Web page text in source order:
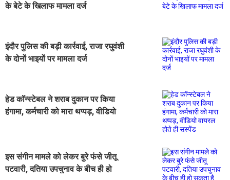
के बेटे के खिलाफ मामला दर्ज
इंदौर पुलिस की बड़ी कार्रवाई, राजा रघुवंशी
के दोनों भाइयों पर मामला दर्ज
हेड कॉन्स्टेबल ने शराब दुकान पर किया
हंगामा, कर्मचारी को मारा थप्पड़, वीडियो
इस संगीन मामले को लेकर बुरे फंसे जीतू
पटवारी, दतिया उपचुनाव के बीच ही हो